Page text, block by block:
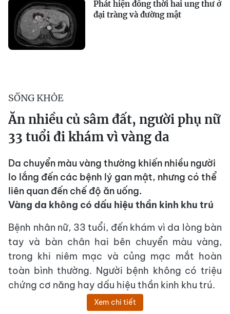
Phát hiện đồng thời hai ung thư ở
đại tràng và đường mật
SỐNG KHỎE
Ăn nhiều củ sâm đất, người phụ nữ
33 tuổi đi khám vì vàng da
Da chuyển màu vàng thường khiến nhiều người
lo lắng đến các bệnh lý gan mật, nhưng có thể
liên quan đến chế độ ăn uống.
Vàng da không có dấu hiệu thần kinh khu trú
Bệnh nhân nữ, 33 tuổi, đến khám vì da lòng bàn
tay và bàn chân hai bên chuyển màu vàng,
trong khi niêm mạc và củng mạc mắt hoàn
toàn bình thường. Người bệnh không có triệu
chứng cơ năng hay dấu hiệu thần kinh khu trú.
Xem chi tiết